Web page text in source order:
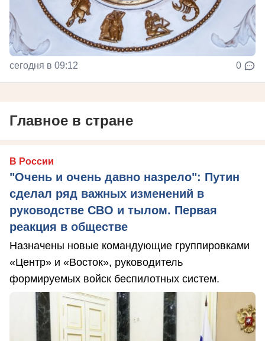
сегодня в 09:12 0
Главное в стране
В России
"Очень и очень давно назрело": Путин
сделал ряд важных изменений в
руководстве СВО и тылом. Первая
реакция в обществе
Назначены новые командующие группировками
«Центр» и «Восток», руководитель
формируемых войск беспилотных систем.